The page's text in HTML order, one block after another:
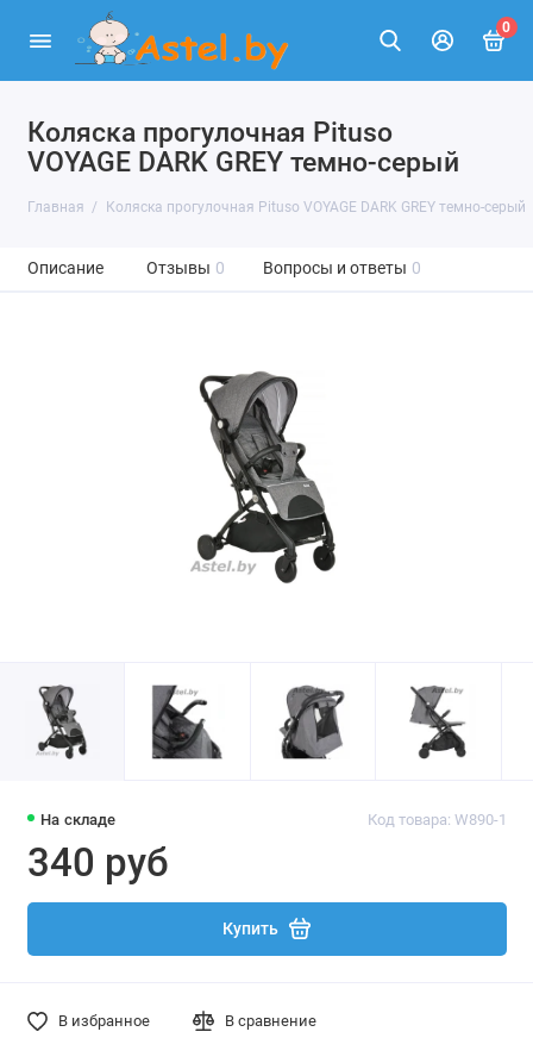
0
Коляска прогулочная Pituso
VOYAGE DARK GREY темно-серый
Главная Коляска прогулочная Pituso VOYAGE DARK GREY темно-серый
Описание Отзывы 0 Вопросы и ответы 0
На складе Код товара: W890-1
340 руб
Купить
В избранное В сравнение